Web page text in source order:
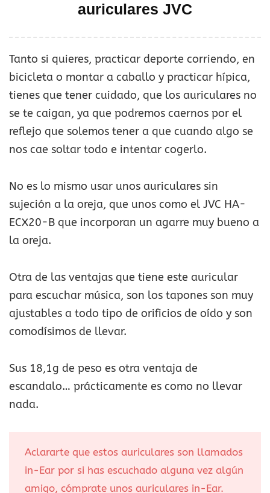
auriculares JVC
Tanto si quieres, practicar deporte corriendo, en
bicicleta o montar a caballo y practicar hípica,
tienes que tener cuidado, que los auriculares no
se te caigan, ya que podremos caernos por el
reflejo que solemos tener a que cuando algo se
nos cae soltar todo e intentar cogerlo.
No es lo mismo usar unos auriculares sin
sujeción a la oreja, que unos como el JVC HA-
ECX20-B que incorporan un agarre muy bueno a
la oreja.
Otra de las ventajas que tiene este auricular
para escuchar música, son los tapones son muy
ajustables a todo tipo de orificios de oído y son
comodísimos de llevar.
Sus 18,1g de peso es otra ventaja de
escandalo… prácticamente es como no llevar
nada.
Aclararte que estos auriculares son llamados
in-Ear por si has escuchado alguna vez algún
amigo, cómprate unos auriculares in-Ear.